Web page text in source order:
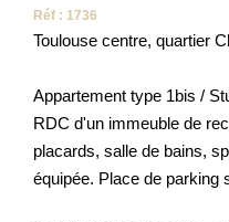
Réf : 1736
Toulouse centre, quartier
Appartement type 1bis /
RDC d'un immeuble de
placards, salle de bains,
équipée. Place de parking